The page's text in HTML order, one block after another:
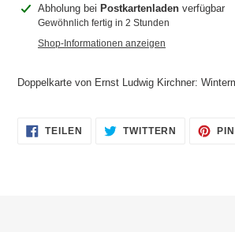
ProduktAbholung bei Postkartenladen verfügbar
Gewöhnlich fertig in 2 Stunden
Shop-Informationen anzeigen
Doppelkarte von Ernst Ludwig Kirchner:
TEILEN
FACEBOOK
TWITTERN AUF
TWITTER